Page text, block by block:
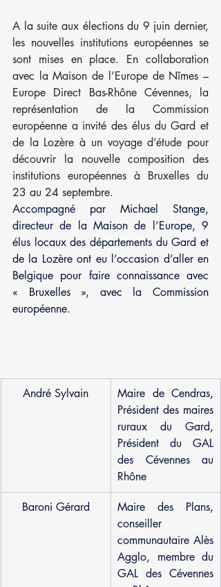
A la suite aux élections du 9 juin dernier,
les nouvelles institutions européennes se
sont mises en place. En collaboration
avec la Maison de l’Europe de Nîmes –
Europe Direct Bas-Rhône Cévennes, la
représentation de la Commission
européenne a invité des élus du Gard et
de la Lozère à un voyage d’étude pour
découvrir la nouvelle composition des
institutions européennes à Bruxelles du
23 au 24 septembre.
Accompagné par Michael Stange,
directeur de la Maison de l’Europe, 9
élus locaux des départements du Gard et
de la Lozère ont eu l’occasion d’aller en
Belgique pour faire connaissance avec
« Bruxelles », avec la Commission
européenne.
André Sylvain
Maire de Cendras,
Président des maires
ruraux du Gard,
Président du GAL
des Cévennes au
Rhône
Baroni Gérard
Maire des Plans,
conseiller
communautaire Alès
Agglo, membre du
GAL des Cévennes